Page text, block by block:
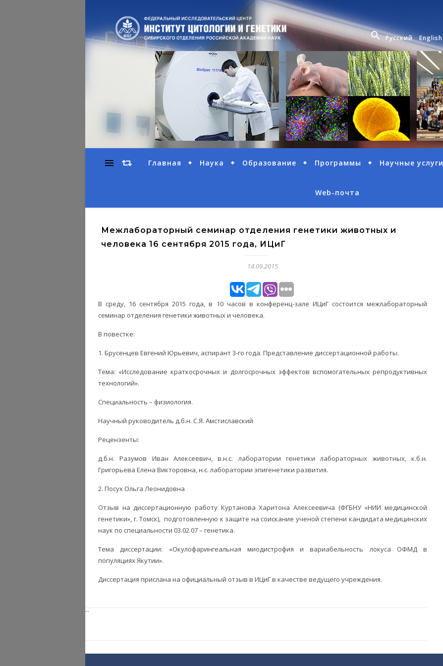
Русский English
Главная Наука Образование Программы Научные услуги
Web-почта
Межлабораторный семинар отделения генетики животных и
человека 16 сентября 2015 года, ИЦиГ
14.09.2015
В среду, 16 сентября 2015 года, в 10 часов в конференц-зале ИЦиГ состоится межлабораторный
семинар отделения генетики животных и человека.
В повестке:
1. Брусенцев Евгений Юрьевич, аспирант 3-го года. Представление диссертационной работы.
Тема: «Исследование краткосрочных и долгосрочных эффектов вспомогательных репродуктивных
технологий».
Специальность – физиология.
Научный руководитель д.б.н. С.Я. Амстиславский
Рецензенты:
д.б.н. Разумов Иван Алексеевич, в.н.с. лаборатории генетики лабораторных животных, к.б.н.
Григорьева Елена Викторовна, н.с. лаборатории эпигенетики развития.
2. Посух Ольга Леонидовна
Отзыв на диссертационную работу Куртанова Харитона Алексеевича (ФГБНУ «НИИ медицинской
генетики», г. Томск), подготовленную к защите на соискание ученой степени кандидата медицинских
наук по специальности 03.02.07 – генетика.
Тема диссертации: «Окулофарингеальная миодистрофия и вариабельность локуса ОФМД в
популяциях Якутии».
Диссертация прислана на официальный отзыв в ИЦиГ в качестве ведущего учреждения.
``